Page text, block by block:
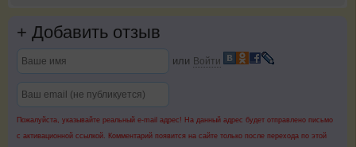
+ Добавить отзыв
или Войти
Пожалуйста, указывайте реальный e-mail адрес! На данный адрес будет отправлено письмо
с активационной ссылкой. Комментарий появится на сайте только после перехода по этой